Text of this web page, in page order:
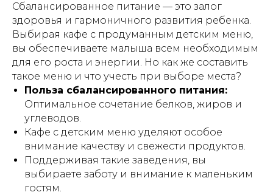
Сбалансированное питание — это залог
здоровья и гармоничного развития ребенка.
Выбирая кафе с продуманным детским меню,
вы обеспечиваете малыша всем необходимым
для его роста и энергии. Но как же составить
такое меню и что учесть при выборе места?
Польза сбалансированного питания:
Оптимальное сочетание белков, жиров и
углеводов.
Кафе с детским меню уделяют особое
внимание качеству и свежести продуктов.
Поддерживая такие заведения, вы
выбираете заботу и внимание к маленьким
гостям.